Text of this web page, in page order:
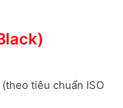
tiêu chuẩn ISO